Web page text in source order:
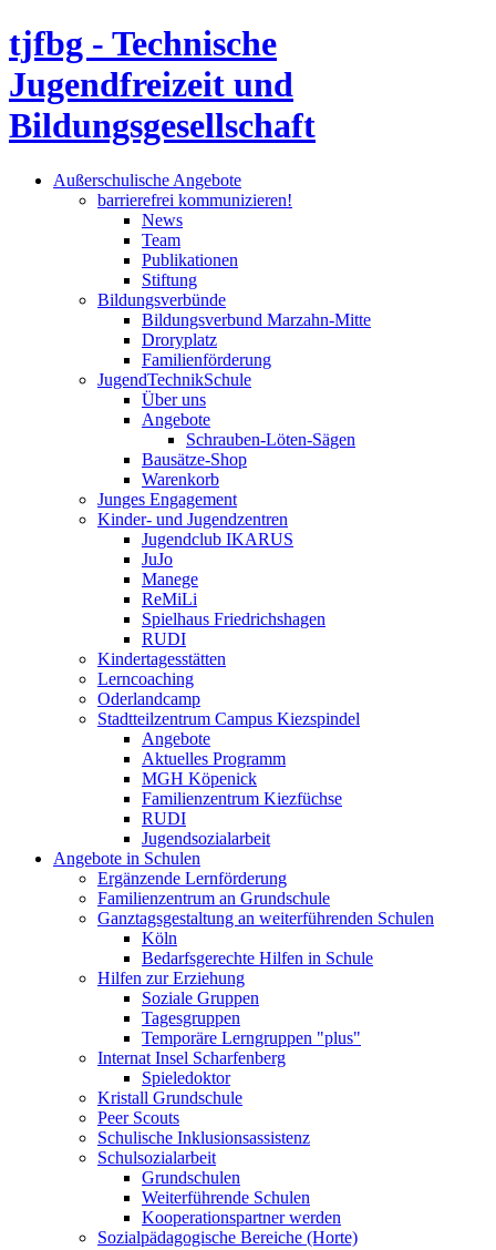
tjfbg - Technische
Jugendfreizeit und
Bildungsgesellschaft
Außerschulische Angebote
barrierefrei kommunizieren!
News
Team
Publikationen
Stiftung
Bildungsverbünde
Bildungsverbund Marzahn-Mitte
Droryplatz
Familienförderung
JugendTechnikSchule
Über uns
Angebote
Schrauben-Löten-Sägen
Bausätze-Shop
Warenkorb
Junges Engagement
Kinder- und Jugendzentren
Jugendclub IKARUS
JuJo
Manege
ReMiLi
Spielhaus Friedrichshagen
RUDI
Kindertagesstätten
Lerncoaching
Oderlandcamp
Stadtteilzentrum Campus Kiezspindel
Angebote
Aktuelles Programm
MGH Köpenick
Familienzentrum Kiezfüchse
RUDI
Jugendsozialarbeit
Angebote in Schulen
Ergänzende Lernförderung
Familienzentrum an Grundschule
Ganztagsgestaltung an weiterführenden Schulen
Köln
Bedarfsgerechte Hilfen in Schule
Hilfen zur Erziehung
Soziale Gruppen
Tagesgruppen
Temporäre Lerngruppen "plus"
Internat Insel Scharfenberg
Spieledoktor
Kristall Grundschule
Peer Scouts
Schulische Inklusionsassistenz
Schulsozialarbeit
Grundschulen
Weiterführende Schulen
Kooperationspartner werden
Sozialpädagogische Bereiche (Horte)